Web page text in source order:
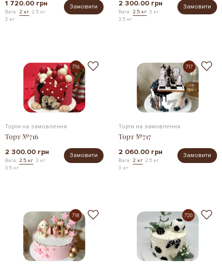
1 720.00 грн
Вага: 2 кг 2.5 кг
3 кг
Замовити 2 300.00 грн
Вага: 2.5 кг 3 кг
3.5 кг
Замовити
Торти на замовлення
Торт №716
2 300.00 грн
Вага: 2.5 кг 3 кг
3.5 кг
Замовити
Торти на замовлення
Торт №717
2 060.00 грн
Вага: 2 кг 2.5 кг
3 кг
Замовити